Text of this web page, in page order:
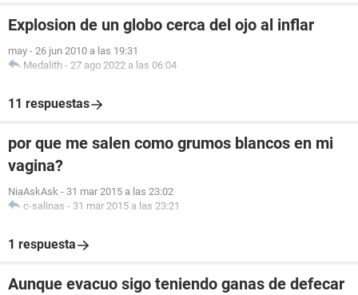
Explosion de un globo cerca del ojo al inflar
may - 26 jun 2010 a las 19:31
Medalith - 27 ago 2022 a las 06:04
11 respuestas
por que me salen como grumos blancos en mi
vagina?
NiaAskAsk - 31 mar 2015 a las 23:02
c-salinas - 31 mar 2015 a las 23:21
1 respuesta
Aunque evacuo sigo teniendo ganas de defecar